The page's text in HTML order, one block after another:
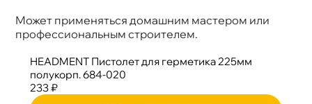
Может применяться домашним мастером или
профессиональным строителем.
HEADMENT Пистолет для герметика 225мм
полукорп. 684-020
233 ₽